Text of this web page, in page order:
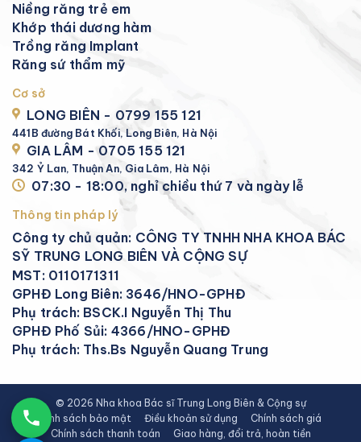
Niềng răng trẻ em
Khớp thái dương hàm
Trồng răng Implant
Răng sứ thẩm mỹ
Cơ sở
LONG BIÊN - 0799 155 121
441B đường Bát Khối, Long Biên, Hà Nội
GIA LÂM - 0705 155 121
342 Ỷ Lan, Thuận An, Gia Lâm, Hà Nội
07:30 - 18:00, nghỉ chiều thứ 7 và ngày lễ
Thông tin pháp lý
Công ty chủ quản: CÔNG TY TNHH NHA KHOA BÁC
SỸ TRUNG LONG BIÊN VÀ CỘNG SỰ
MST: 0110171311
GPHĐ Long Biên: 3646/HNO-GPHĐ
Phụ trách: BSCK.I Nguyễn Thị Thu
GPHĐ Phố Sủi: 4366/HNO-GPHĐ
Phụ trách: Ths.Bs Nguyễn Quang Trung
© 2026 Nha khoa Bác sĩ Trung Long Biên & Cộng sự
Chính sách bảo mật
Điều khoản sử dụng
Chính sách giá
Chính sách thanh toán
Giao hàng, đổi trả, hoàn tiền